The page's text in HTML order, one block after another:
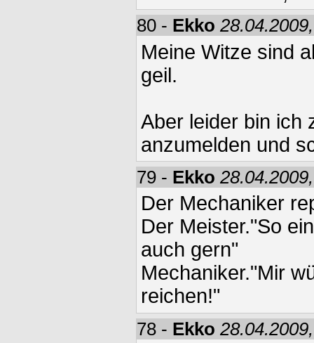
80 - Ekko
Meine Witze sind
geil.
Aber leider bin ich
anzumelden und
79 - Ekko
Der Mechaniker
Der Meister."So
auch gern"
Mechaniker."Mir
reichen!"
78 - Ekko